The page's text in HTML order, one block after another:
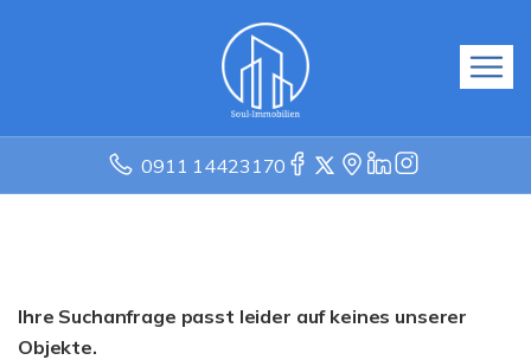
0911 14423170
Ihre Suchanfrage passt leider auf keines unserer
Objekte.